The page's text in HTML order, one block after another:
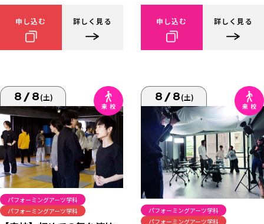
申し込む 詳しく見る 申し込む 詳しく見る
8/8(土)
パフォーミングアーツ学科
パフォーミングアーツ学科
8/8(土)
パフォーミングアーツ学科
パフォーミングアーツ学科